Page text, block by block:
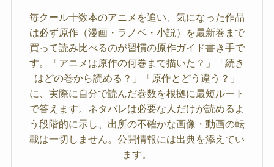
毎クール十数本のアニメを追い、気になった作品
は必ず原作（漫画・ラノベ・小説）を最新巻まで
買って読み比べるのが習慣の原作ガイド書き手で
す。「アニメは原作の何巻まで描いた？」「続き
はどの巻から読める？」「原作とどう違う？」
に、実際に自分で読んだ巻数を根拠に最短ルート
で答えます。ネタバレは必要な人だけが読めるよ
う段階的に示し、出所の不確かな画像・動画の転
載は一切しません。公開情報には出典を添えてい
ます。